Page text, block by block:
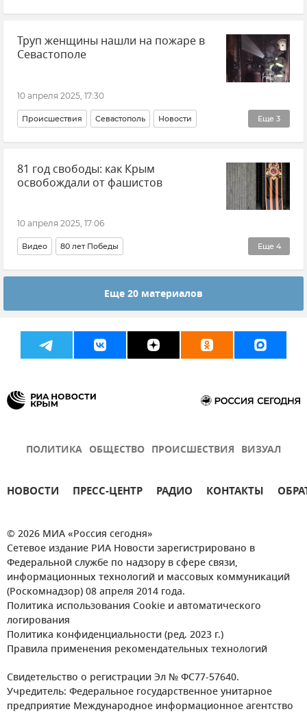
Япония Россия Украина В мире Политика
Внешняя политика Новости НАТО
Труп женщины нашли на пожаре в
Севастополе
10 апреля 2025, 17:30
Еще 3
Происшествия Севастополь Новости
Новости Севастополя Пожар МЧС Севастополя
81 год свободы: как Крым
освобождали от фашистов
10 апреля 2025, 17:06
Еще 4
Видео 80 лет Победы
Великая Отечественная война
Крым в Великой Отечественной войне История
Еще 20 материалов
ПОЛИТИКА ОБЩЕСТВО ПРОИСШЕСТВИЯ ВИЗУАЛ
НОВОСТИ ПРЕСС-ЦЕНТР РАДИО КОНТАКТЫ
© 2026 МИА «Россия сегодня»
Сетевое издание РИА Новости зарегистрировано в
Федеральной службе по надзору в сфере связи,
информационных технологий и массовых коммуникаций
(Роскомнадзор) 08 апреля 2014 года.
Политика использования Cookie и автоматического
логирования
Политика конфиденциальности (ред. 2023 г.)
Правила применения рекомендательных технологий
Свидетельство о регистрации Эл № ФС77-57640.
Учредитель: Федеральное государственное унитарное
предприятие Международное информационное агентство